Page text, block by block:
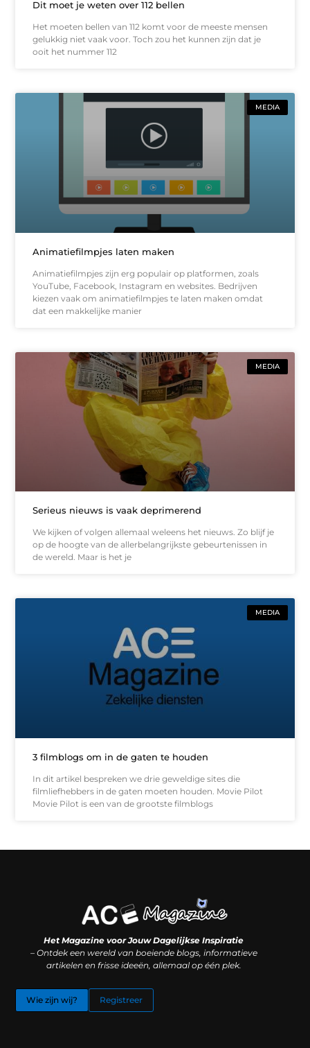
Dit moet je weten over 112 bellen
Het moeten bellen van 112 komt voor de meeste mensen
gelukkig niet vaak voor. Toch zou het kunnen zijn dat je
ooit het nummer 112
MEDIA
Animatiefilmpjes laten maken
Animatiefilmpjes zijn erg populair op platformen, zoals
YouTube, Facebook, Instagram en websites. Bedrijven
kiezen vaak om animatiefilmpjes te laten maken omdat
dat een makkelijke manier
MEDIA
Serieus nieuws is vaak deprimerend
We kijken of volgen allemaal weleens het nieuws. Zo blijf je
op de hoogte van de allerbelangrijkste gebeurtenissen in
de wereld. Maar is het je
MEDIA
3 filmblogs om in de gaten te houden
In dit artikel bespreken we drie geweldige sites die
filmliefhebbers in de gaten moeten houden. Movie Pilot
Movie Pilot is een van de grootste filmblogs
Het Magazine voor Jouw Dagelijkse Inspiratie
– Ontdek een wereld van boeiende blogs, informatieve
artikelen en frisse ideeën, allemaal op één plek.
Wie zijn wij? Registreer